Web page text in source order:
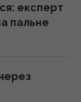
експерт
пальне